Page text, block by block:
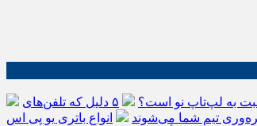
به لپ‌تاپ نو است؟
۵ دلیل که تلفن‌های IP سیسکو باعث افزایش
تیم شما می‌شوند